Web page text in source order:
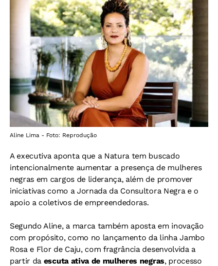
Aline Lima - Foto: Reprodução
A executiva aponta que a Natura tem buscado
intencionalmente aumentar a presença de mulheres
negras em cargos de liderança, além de promover
iniciativas como a Jornada da Consultora Negra e o
apoio a coletivos de empreendedoras.
Segundo Aline, a marca também aposta em inovação
com propósito, como no lançamento da linha Jambo
Rosa e Flor de Caju, com fragrância desenvolvida a
partir da escuta ativa de mulheres negras, processo